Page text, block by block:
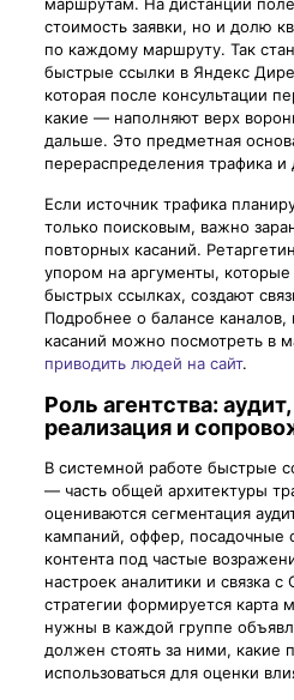
стоимость заявки, но и долю
по каждому маршруту. Так
быстрые ссылки в Яндекс
которая после консультации
какие — наполняют верх
дальше. Это предметная
перераспределения трафика и
Если источник трафика
только поисковым, важно
повторных касаний.
упором на аргументы, которые
быстрых ссылках, создают
Подробнее о балансе
касаний можно посмотреть в
приводить людей на сайт.
Роль агентства:
реализация и
В системной работе быстрые
— часть общей архитектуры
оцениваются сегментация
кампаний, оффер, посадочные
контента под частые
настроек аналитики и связка с
стратегии формируется карта
нужны в каждой группе
должен стоять за ними, какие
использоваться для оценки